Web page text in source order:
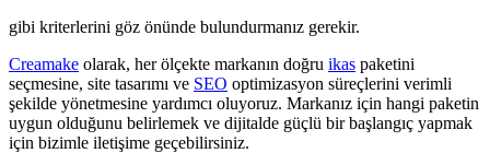
gibi kriterlerini göz önünde bulundurmanız gerekir.
Creamake olarak, her ölçekte markanın doğru ikas paketini
seçmesine, site tasarımı ve SEO optimizasyon süreçlerini verimli
şekilde yönetmesine yardımcı oluyoruz. Markanız için hangi paketin
uygun olduğunu belirlemek ve dijitalde güçlü bir başlangıç yapmak
için bizimle iletişime geçebilirsiniz.